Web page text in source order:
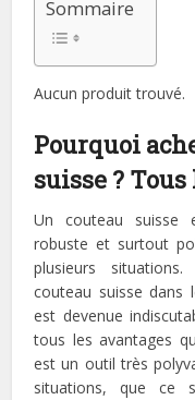
Sommaire
Aucun produit trouvé.
Pourquoi
suisse ?
Un couteau suisse
robuste et surtout
plusieurs
couteau suisse dans
est devenue
tous les avantages
est un outil très
situations, que ce